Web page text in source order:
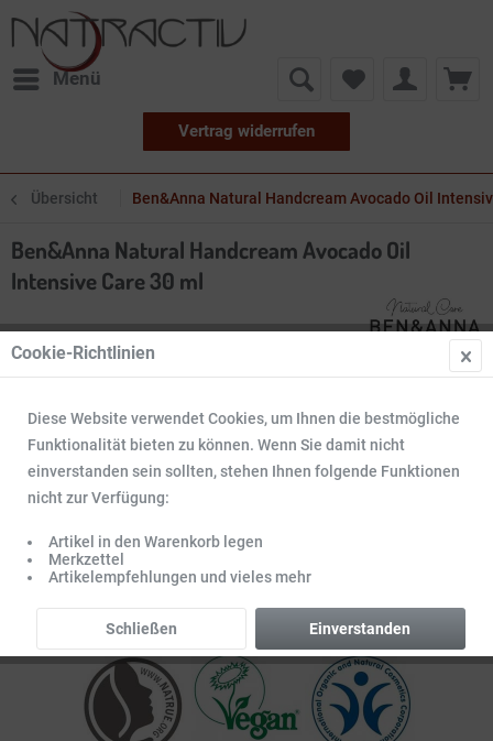
Menü
Vertrag widerrufen
Übersicht Ben&Anna Natural Handcream Avocado Oil
Ben&Anna Natural Handcream Avocado Oil
Intensive Care 30 ml
Cookie-Richtlinien
Diese Website verwendet Cookies, um Ihnen die bestmögliche
Funktionalität bieten zu können. Wenn Sie damit nicht
einverstanden sein sollten, stehen Ihnen folgende Funktionen
nicht zur Verfügung:
Artikel in den Warenkorb legen
Merkzettel
Artikelempfehlungen und vieles mehr
Einverstanden
Schließen